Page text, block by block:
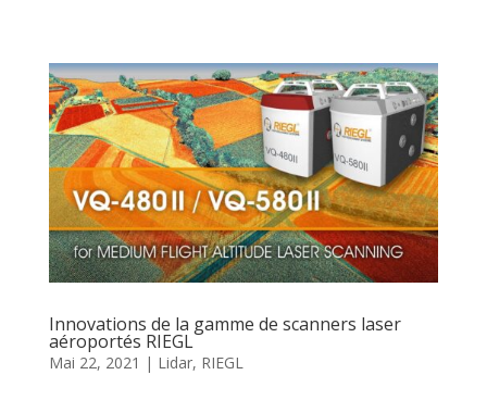
Innovations de la gamme de scanners laser
aéroportés RIEGL
Mai 22, 2021 | Lidar, RIEGL